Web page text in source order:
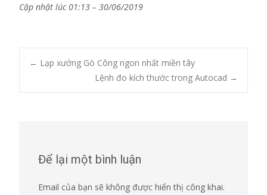
Cập nhật lúc 01:13 – 30/06/2019
Post
← Lạp xưởng Gò Công ngon nhất miền tây
Lệnh đo kích thước trong Autocad →
Để lại một bình luận
Email của bạn sẽ không được hiển thị công khai.